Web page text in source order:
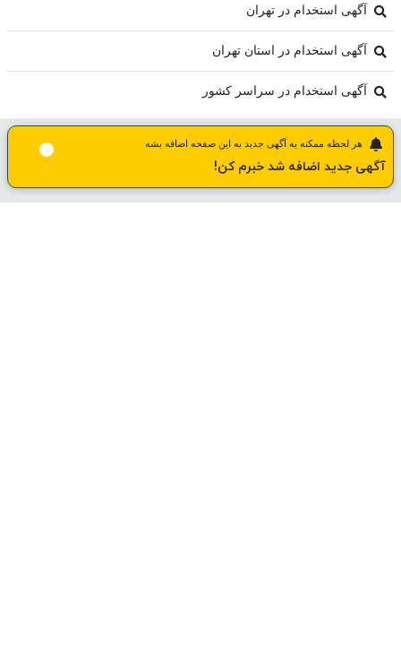
آگهی استخدام در تهران
آگهی استخدام در استان تهران
آگهی استخدام در سراسر کشور
هر لحظه ممکنه یه آگهی جدید به این صفحه اضافه بشه
آگهی جدید اضافه شد خبرم کن!